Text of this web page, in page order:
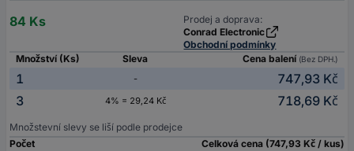
84 Ks
Prodej a doprava:
Conrad Electronic
Obchodní podmínky
Množství (Ks)
Sleva Cena balení (Bez DPH.)
1 -
747,93 Kč
3
4% = 29,24 Kč 718,69 Kč
Množstevní slevy se liší podle prodejce
Počet
Celková cena (747,93 Kč / kus)